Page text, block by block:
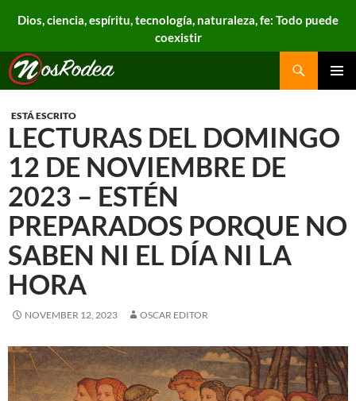
Dios, ciencia, espíritu, tecnología, naturaleza, fe: Todo puede
coexistir
Nos Rodea
Search
ESTÁ ESCRITO
LECTURAS DEL DOMINGO
12 DE NOVIEMBRE DE
2023 – ESTÉN
PREPARADOS PORQUE NO
SABEN NI EL DÍA NI LA
HORA
NOVEMBER 12, 2023 OSCAR EDITOR